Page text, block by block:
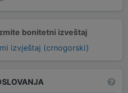
bonitetni izveštaj
izvještaj (crnogorski)